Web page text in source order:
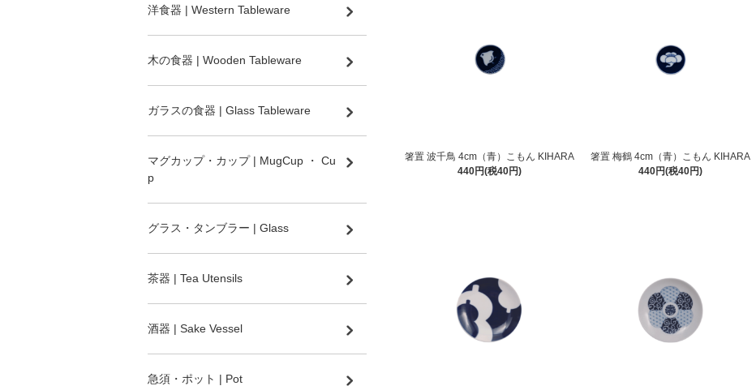
箸置 波千鳥 4cm（青）こもん KIHARA
440円(税40円)
箸置 梅鶴 4cm（青）こもん KIHARA
440円(税40円)
洋食器 | Western Tableware
木の食器 | Wooden Tableware
ガラスの食器 | Glass Tableware
マグカップ・カップ | MugCup ・ Cu
p
グラス・タンブラー | Glass
茶器 | Tea Utensils
酒器 | Sake Vessel
急須・ポット | Pot